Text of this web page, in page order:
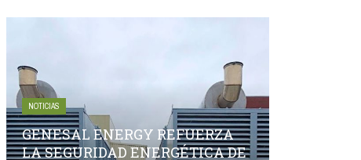
NOTICIAS
GENESAL ENERGY REFUERZA
LA SEGURIDAD ENERGÉTICA DE